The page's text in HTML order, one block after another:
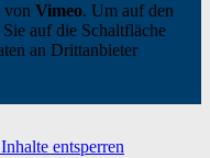
von Vimeo. Um auf den
auf die Schaltfläche
an Drittanbieter
entsperren